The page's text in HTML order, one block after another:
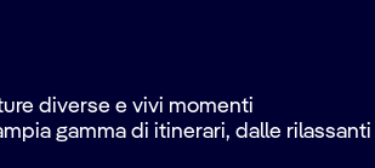
diverse e vivi momenti
gamma di itinerari, dalle rilassanti